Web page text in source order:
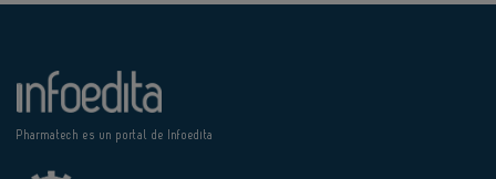
Pharmatech es un portal de Infoedita